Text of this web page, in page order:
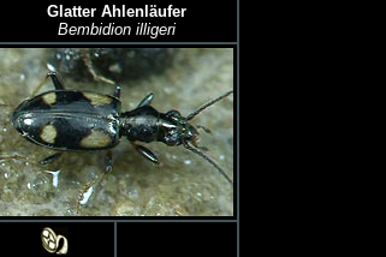
Glatter Ahlenläufer
Bembidion illigeri